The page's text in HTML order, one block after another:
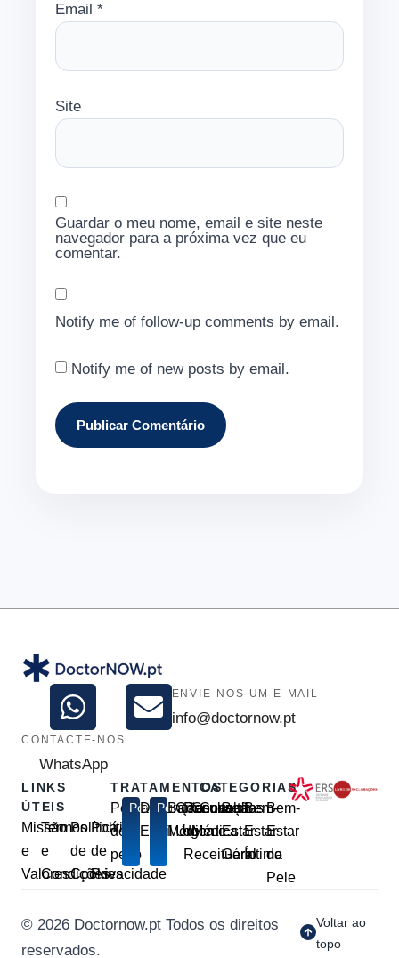
Email *
Site
Guardar o meu nome, email e site neste
navegador para a próxima vez que eu
comentar.
Notify me of follow-up comments by email.
Notify me of new posts by email.
CONTACTE-NOS
WhatsApp
ENVIE-NOS UM E-MAIL
info@doctornow.pt
LINKS
ÚTEIS
Missão
e
Valores
Termos
e
Condições
Política
de
Cookies
Política
de
Privacidade
TRATAMENTOS
Perda
de
peso
Popular
Disfunção
Erétil
Popular
Baixa
Médica
Consulta
Urgente
Renovação
de
Receituário
Consulta
Médica
CATEGORIAS
Consultas
Bem-
Estar
Geral
Bem-
Estar
Íntimo
Bem-
Estar
da
Pele
© 2026 Doctornow.pt Todos os direitos
reservados.
Voltar ao
topo